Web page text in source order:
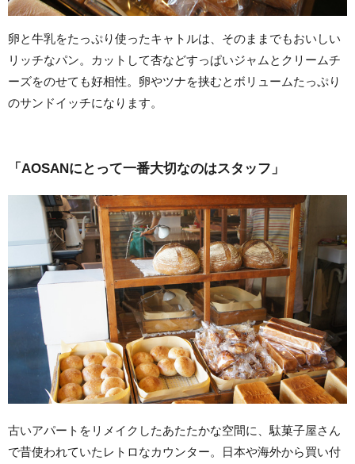
卵と牛乳をたっぷり使ったキャトルは、そのままでもおいしい
リッチなパン。カットして杏などすっぱいジャムとクリームチ
ーズをのせても好相性。卵やツナを挟むとボリュームたっぷり
のサンドイッチになります。
「AOSANにとって一番大切なのはスタッフ」
古いアパートをリメイクしたあたたかな空間に、駄菓子屋さん
で昔使われていたレトロなカウンター。日本や海外から買い付